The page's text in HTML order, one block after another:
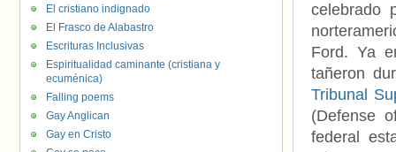
celebrado
Ford. Ya
tañeron
Tribunal
(Defense
federal
El cristiano indignado
El Frasco de Alabastro
Escrituras Inclusivas
Espiritualidad caminante (cristiana y
ecuménica)
Falling poems
Gay Anglican
Gay en Cristo